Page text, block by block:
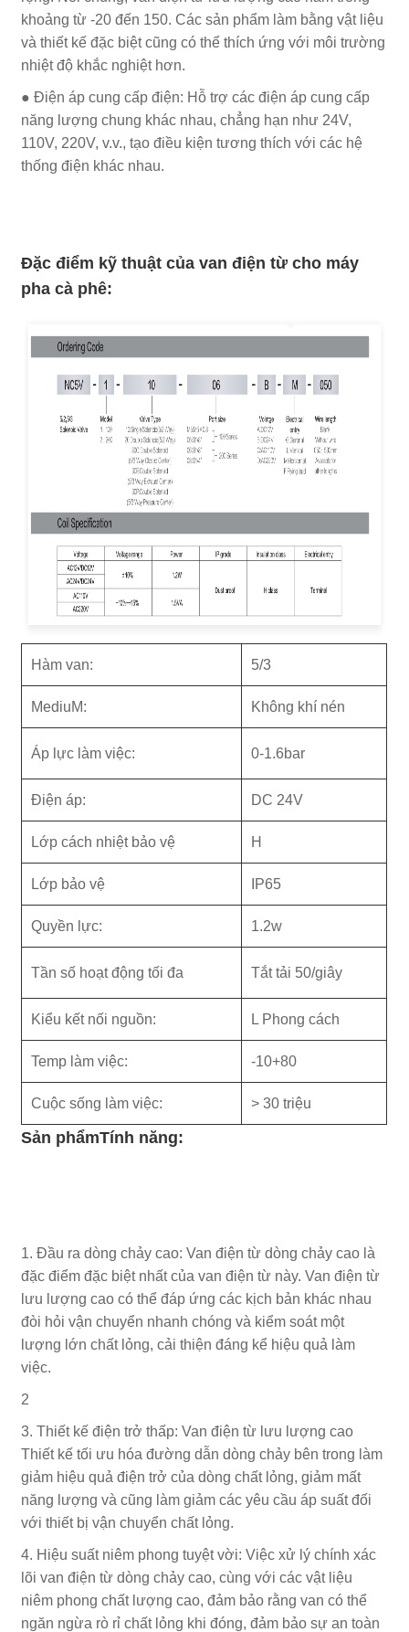
khoảng từ -20 đến 150. Các sản phẩm làm bằng vật liệu
và thiết kế đặc biệt cũng có thể thích ứng với môi trường
nhiệt độ khắc nghiệt hơn.
● Điện áp cung cấp điện: Hỗ trợ các điện áp cung cấp
năng lượng chung khác nhau, chẳng hạn như 24V,
110V, 220V, v.v., tạo điều kiện tương thích với các hệ
thống điện khác nhau.
Đặc điểm kỹ thuật của van điện từ cho máy
pha cà phê:
Hàm van: 5/3
MediuM: Không khí nén
Áp lực làm việc: 0-1.6bar
Điện áp: DC 24V
Lớp cách nhiệt bảo vệ H
Lớp bảo vệ IP65
Quyền lực: 1.2w
Tần số hoạt động tối đa Tắt tải 50/giây
Kiểu kết nối nguồn: L Phong cách
Temp làm việc: -10+80
Cuộc sống làm việc: > 30 triệu
Sản phẩmTính năng:
1. Đầu ra dòng chảy cao: Van điện từ dòng chảy cao là
đặc điểm đặc biệt nhất của van điện từ này. Van điện từ
lưu lượng cao có thể đáp ứng các kịch bản khác nhau
đòi hỏi vận chuyển nhanh chóng và kiểm soát một
lượng lớn chất lỏng, cải thiện đáng kể hiệu quả làm
việc.
2
3. Thiết kế điện trở thấp: Van điện từ lưu lượng cao
Thiết kế tối ưu hóa đường dẫn dòng chảy bên trong làm
giảm hiệu quả điện trở của dòng chất lỏng, giảm mất
năng lượng và cũng làm giảm các yêu cầu áp suất đối
với thiết bị vận chuyển chất lỏng.
4. Hiệu suất niêm phong tuyệt vời: Việc xử lý chính xác
lõi van điện từ dòng chảy cao, cùng với các vật liệu
niêm phong chất lượng cao, đảm bảo rằng van có thể
ngăn ngừa rò rỉ chất lỏng khi đóng, đảm bảo sự an toàn